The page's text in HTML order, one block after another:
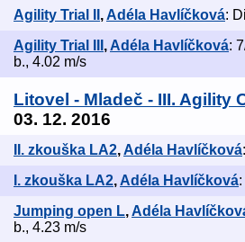
Agility Trial II ,Adéla Havlíčková:
Agility Trial III , Adéla Havlíčková:
b., 4.02 m/s
Litovel - Mladeč - III. Agility
03. 12. 2016
II. zkouška LA2,Adéla Havlíčková
I. zkouška LA2, Adéla Havlíčková
Jumping open L,Adéla
b., 4.23 m/s